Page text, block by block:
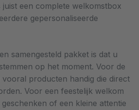
juist een complete welkomstbox
gepersonaliseerde
samengesteld pakket is dat u
op het moment. Voor de
vooral producten handig die direct
Voor een feestelijk welkom
of een kleine attentie